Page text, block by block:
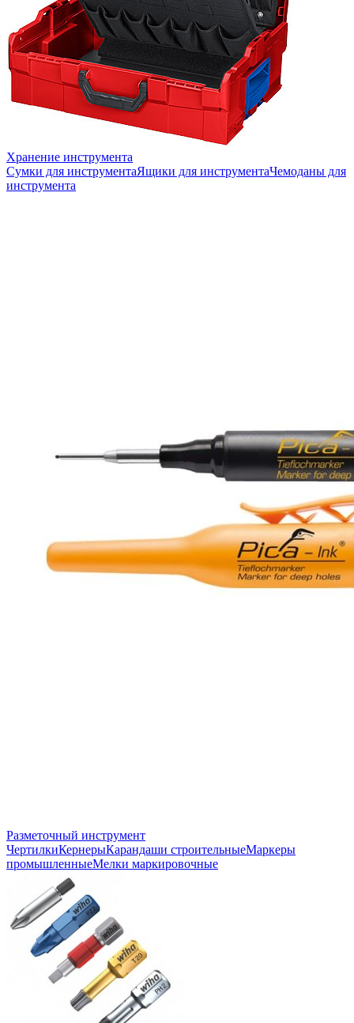
Хранение инструмента
Сумки для инструментаЯщики для инструментаЧемоданы для
инструмента
Разметочный инструмент
ЧертилкиКернерыКарандаши строительныеМаркеры
промышленныеМелки маркировочные